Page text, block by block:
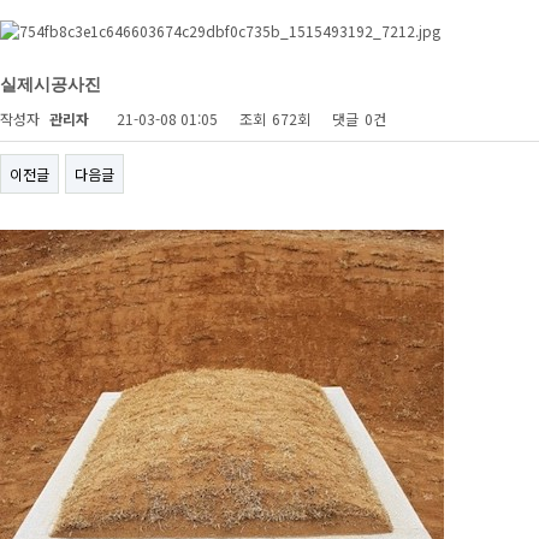
실제시공사진
작성자 관리자 21-03-08 01:05 조회 672회 댓글 0건
이전글 다음글